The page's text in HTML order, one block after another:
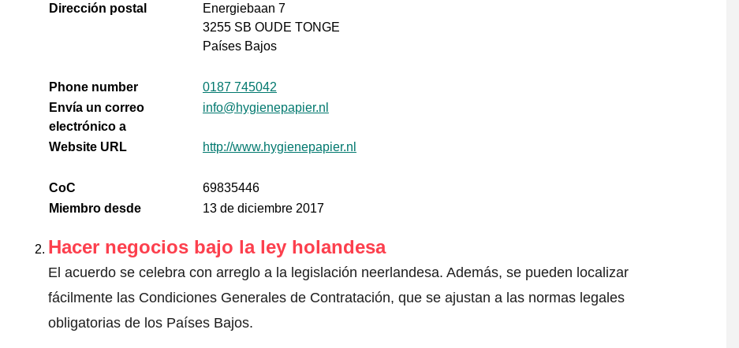
Dirección postal
Energiebaan 7
3255 SB OUDE TONGE
Países Bajos
Phone number
0187 745042
Envía un correo
electrónico a
info@hygienepapier.nl
Website URL http://www.hygienepapier.nl
CoC
69835446
Miembro desde
13 de diciembre 2017
Hacer negocios bajo la ley holandesa
El acuerdo se celebra con arreglo a la legislación neerlandesa. Además, se pueden localizar
fácilmente las Condiciones Generales de Contratación, que se ajustan a las normas legales
obligatorias de los Países Bajos.